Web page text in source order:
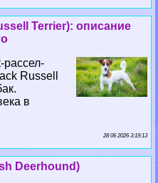
Terrier): описание
Russell
в
28 06 2026 3:19:13
Deerhound)